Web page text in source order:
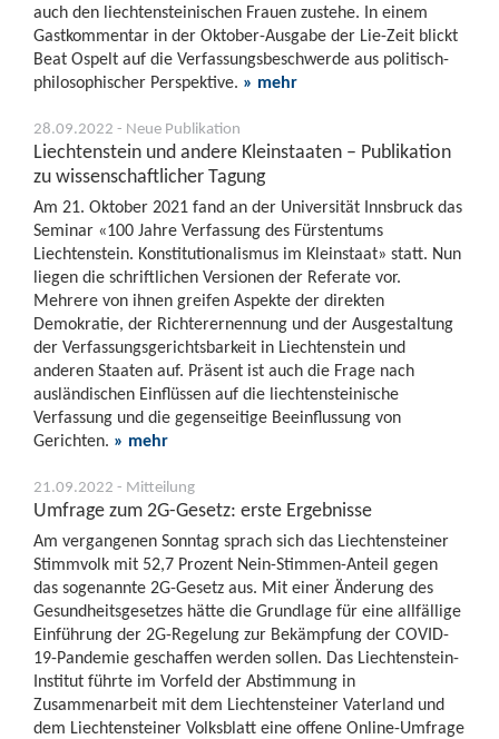
auch den liechtensteinischen Frauen zustehe. In einem
Gastkommentar in der Oktober-Ausgabe der Lie-Zeit blickt
Beat Ospelt auf die Verfassungsbeschwerde aus politisch-
philosophischer Perspektive. » mehr
28.09.2022 - Neue Publikation
Liechtenstein und andere Kleinstaaten – Publikation
zu wissenschaftlicher Tagung
Am 21. Oktober 2021 fand an der Universität Innsbruck das
Seminar «100 Jahre Verfassung des Fürstentums
Liechtenstein. Konstitutionalismus im Kleinstaat» statt. Nun
liegen die schriftlichen Versionen der Referate vor.
Mehrere von ihnen greifen Aspekte der direkten
Demokratie, der Richterernennung und der Ausgestaltung
der Verfassungsgerichtsbarkeit in Liechtenstein und
anderen Staaten auf. Präsent ist auch die Frage nach
ausländischen Einflüssen auf die liechtensteinische
Verfassung und die gegenseitige Beeinflussung von
Gerichten. » mehr
21.09.2022 - Mitteilung
Umfrage zum 2G-Gesetz: erste Ergebnisse
Am vergangenen Sonntag sprach sich das Liechtensteiner
Stimmvolk mit 52,7 Prozent Nein-Stimmen-Anteil gegen
das sogenannte 2G-Gesetz aus. Mit einer Änderung des
Gesundheitsgesetzes hätte die Grundlage für eine allfällige
Einführung der 2G-Regelung zur Bekämpfung der COVID-
19-Pandemie geschaffen werden sollen. Das Liechtenstein-
Institut führte im Vorfeld der Abstimmung in
Zusammenarbeit mit dem Liechtensteiner Vaterland und
dem Liechtensteiner Volksblatt eine offene Online-Umfrage